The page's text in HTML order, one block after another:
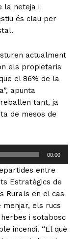
la neteja i
és clau per
actualment
els propietaris
el 86% de la
apunta
tant, ja
de mesos de
00:00
entre
Estratègics de
Rurals en el cas
menjar, els rucs
i sotabosc
incendi. “El què